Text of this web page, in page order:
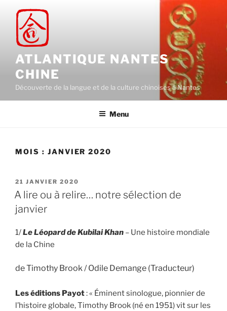
contenu
principal
ATLANTIQUE NANTES
CHINE
Découverte de la langue et de la culture chinoises à Nantes
Menu
MOIS : JANVIER 2020
PUBLIÉ
LE
21 JANVIER 2020
A lire ou à relire… notre sélection de
janvier
1/Le Léopard de Kubilai Khan – Une histoire mondiale
de la Chine
de Timothy Brook / Odile Demange (Traducteur)
Les éditions Payot: « Éminent sinologue, pionnier de
l’histoire globale, Timothy Brook (né en 1951) vit sur les